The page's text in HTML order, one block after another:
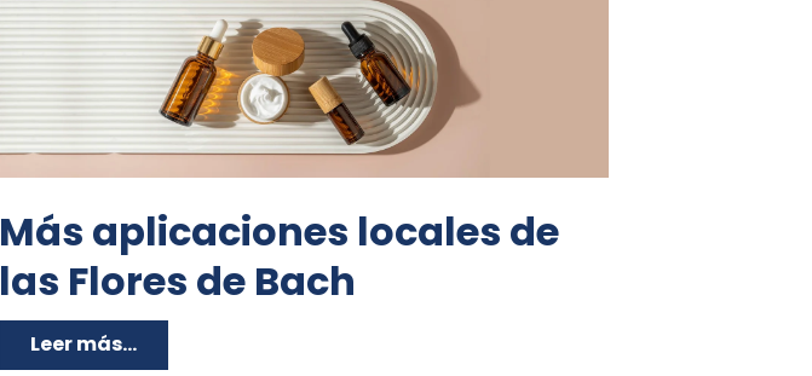
Más aplicaciones locales de
las Flores de Bach
Leer más...